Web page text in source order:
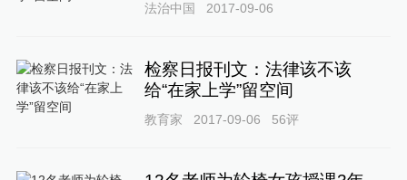
法治中国 2017-09-06
检察日报刊文：法律该不该
给“在家上学”留空间
教育家 2017-09-06 56评